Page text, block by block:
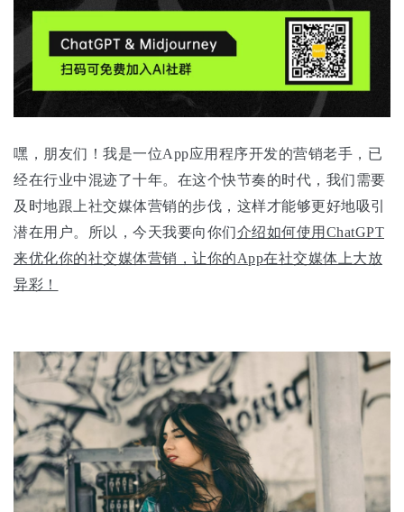
嘿，朋友们！我是一位App应用程序开发的营销老手，已
经在行业中混迹了十年。在这个快节奏的时代，我们需要
及时地跟上社交媒体营销的步伐，这样才能够更好地吸引
潜在用户。所以，今天我要向你们介绍如何使用ChatGPT
来优化你的社交媒体营销，让你的App在社交媒体上大放
异彩！